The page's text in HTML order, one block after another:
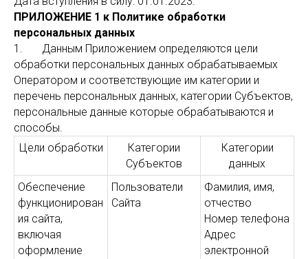
ПРИЛОЖЕНИЕ 1 к Политике обработки
персональных данных
1. Данным Приложением определяются цели
обработки персональных данных обрабатываемых
Оператором и соответствующие им категории и
перечень персональных данных, категории Субъектов,
персональные данные которые обрабатываются и
способы.
Цели обработки
Категории
Субъектов
Категории
данных
Обеспечение
функционирован
ия сайта,
включая
оформление
Пользователи
Сайта
Фамилия, имя,
отчество
Номер телефона
Адрес
электронной